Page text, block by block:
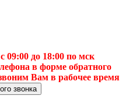
09:00 до 18:00 по мск
в форме обратного
Вам в рабочее время
звонка